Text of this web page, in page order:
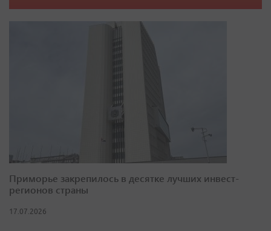
Приморье закрепилось в десятке лучших инвест-
регионов страны
17.07.2026